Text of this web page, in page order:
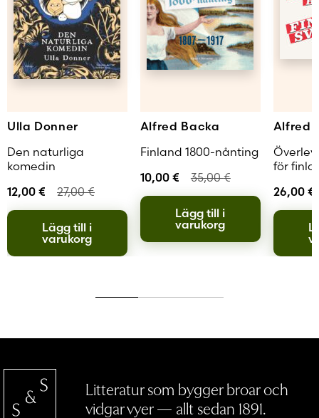
Ulla Donner
Den naturliga
komedin
12,00 € 27,00€
Lägg till i
varukorg
Alfred Backa
Finland 1800-nånting
10,00 € 35,00€
Lägg till i
varukorg
Alfred
för
26,00 €
Litteratur som bygger broar och
vidgar vyer — allt sedan 1891.